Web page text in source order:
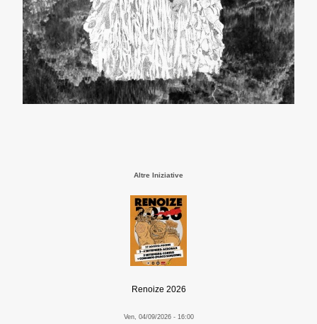
Altre Iniziative
Renoize 2026
Ven, 04/09/2026 - 16:00